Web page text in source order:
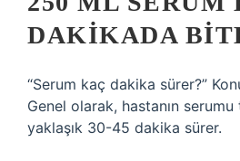
DAKIKADA
“Serum kaç dakika sürer?”
Genel olarak, hastanın serumu
yaklaşık 30-45 dakika sürer.